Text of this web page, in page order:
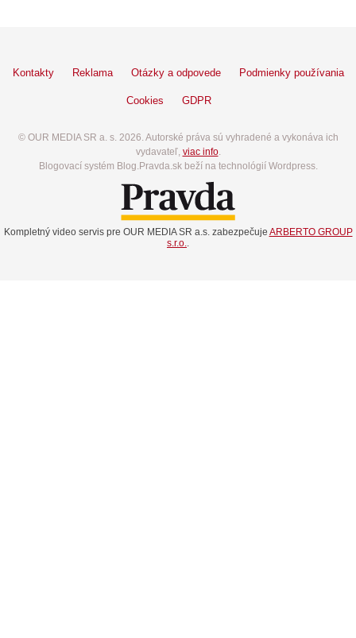
Kontakty Reklama Otázky a odpovede Podmienky používania
Cookies GDPR
© OUR MEDIA SR a. s. 2026. Autorské práva sú vyhradené a vykonáva ich
vydavateľ, viac info.
Blogovací systém Blog.Pravda.sk beží na technológií Wordpress.
Kompletný video servis pre OUR MEDIA SR a.s. zabezpečuje ARBERTO GROUP
s.r.o.